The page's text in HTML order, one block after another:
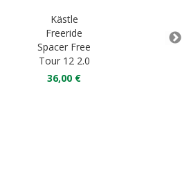
Kästle
Freeride
Spacer Free
Tour 12 2.0
36,00 €